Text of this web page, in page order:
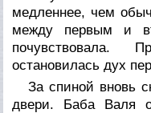
медленнее, чем
между первым и
почувствовала.
остановилась дух
За спиной вновь
двери. Баба Валя